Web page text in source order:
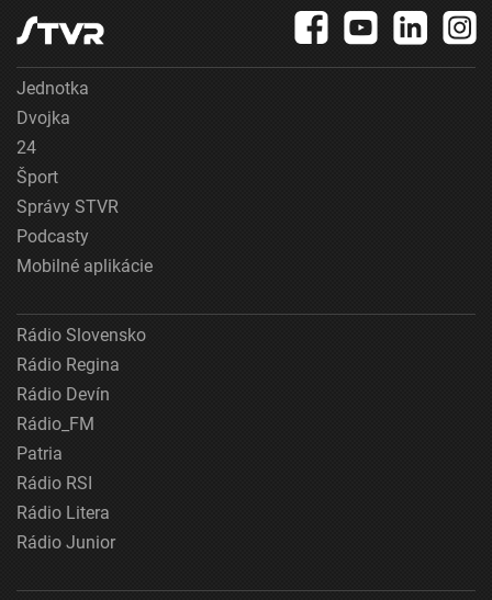
Jednotka
Dvojka
24
Šport
Správy STVR
Podcasty
Mobilné aplikácie
Rádio Slovensko
Rádio Regina
Rádio Devín
Rádio_FM
Patria
Rádio RSI
Rádio Litera
Rádio Junior